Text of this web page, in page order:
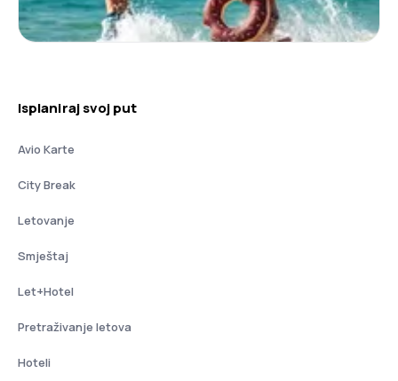
Isplaniraj svoj put
Avio Karte
City Break
Letovanje
Smještaj
Let+Hotel
Pretraživanje letova
Hoteli